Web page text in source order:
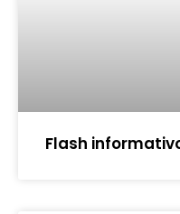
Flash